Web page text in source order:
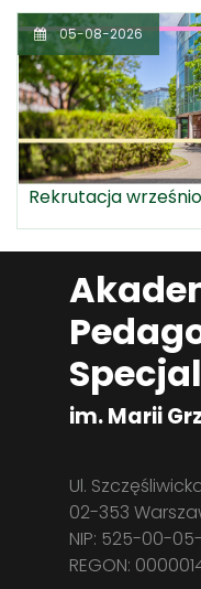
05-08-2026
Rekrutacja
im. Marii
Ul.
02-353
NIP: 525-00-
REGON: